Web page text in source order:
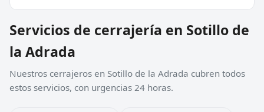
Servicios de cerrajería en Sotillo de
la Adrada
Nuestros cerrajeros en Sotillo de la Adrada cubren todos
estos servicios, con urgencias 24 horas.